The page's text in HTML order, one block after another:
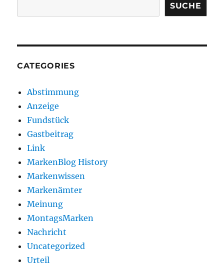
SUCHE
CATEGORIES
Abstimmung
Anzeige
Fundstück
Gastbeitrag
Link
MarkenBlog History
Markenwissen
Markenämter
Meinung
MontagsMarken
Nachricht
Uncategorized
Urteil